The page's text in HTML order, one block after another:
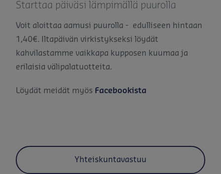
Starttaa päiväsi lämpimällä puurolla
Voit aloittaa aamusi puurolla - edulliseen hintaan
1,40€. Iltapäivän virkistykseksi löydät
kahvilastamme vaikkapa kupposen kuumaa ja
erilaisia välipalatuotteita.
Löydät meidät myös Facebookista
Yhteiskuntavastuu